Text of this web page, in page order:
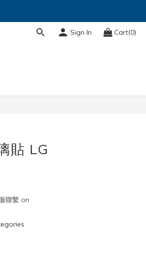
Sign In Cart(0)
貼 LG
聯繫 on